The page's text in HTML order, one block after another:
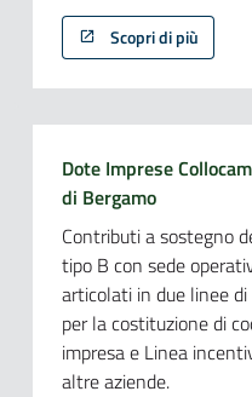
Scopri di più
Dote Imprese
di Bergamo
Contributi a sostegno
tipo B con sede
articolati in due linee
per la costituzione di
impresa e Linea
altre aziende.